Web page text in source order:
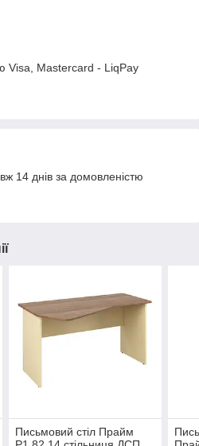
Visa, Mastercard - LiqPay
14 днів за домовленістю
Письмовий стіл Прайм